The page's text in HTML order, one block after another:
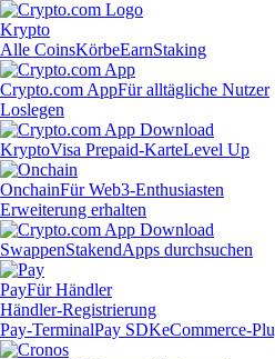
Krypto
Alle CoinsKörbeEarnStaking
Crypto.com AppFür alltägliche Nutzer
Loslegen
KryptoVisa Prepaid-KarteLevel Up
OnchainFür Web3-Enthusiasten
Erweiterung erhalten
SwappenStakendApps durchsuchen
PayFür Händler
Händler-Registrierung
Pay-TerminalPay SDKeCommerce-